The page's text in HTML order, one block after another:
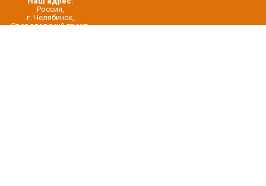
Россия,
г. Челябинск,
Свердловский тракт,